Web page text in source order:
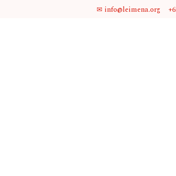
✉ info@leimena.org